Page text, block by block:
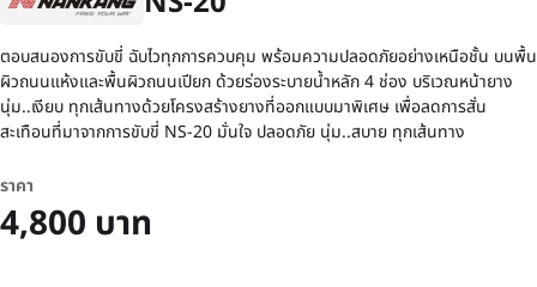
ตอบสนองการขับขี่ ฉับไวทุกการควบคุม พร้อมความปลอดภัยอย่างเหนือชั้น บนพื้น
ผิวถนนแห้งและพื้นผิวถนนเปียก ด้วยร่องระบายน้ำหลัก 4 ช่อง บริเวณหน้ายาง
นุ่ม..เงียบ ทุกเส้นทางด้วยโครงสร้างยางที่ออกแบบมาพิเศษ เพื่อลดการสั่น
สะเทือนที่มาจากการขับขี่ NS-20 มั่นใจ ปลอดภัย นุ่ม..สบาย ทุกเส้นทาง
ราคา
4,800 บาท